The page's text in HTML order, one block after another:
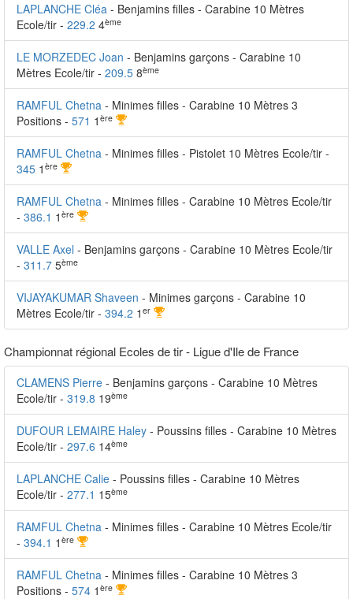
LAPLANCHE Cléa - Benjamins filles - Carabine 10 Mètres
Ecole/tir - 229.2 4ème
LE MORZEDEC Joan - Benjamins garçons - Carabine 10
Mètres Ecole/tir - 209.5 8ème
RAMFUL Chetna - Minimes filles - Carabine 10 Mètres 3
Positions - 571 1 ère
RAMFUL Chetna - Minimes filles - Pistolet 10 Mètres Ecole/tir -
345 1 ère
RAMFUL Chetna - Minimes filles - Carabine 10 Mètres Ecole/tir
- 386.1 1 ère
VALLE Axel - Benjamins garçons - Carabine 10 Mètres Ecole/tir
- 311.7 5ème
VIJAYAKUMAR Shaveen - Minimes garçons - Carabine 10
Mètres Ecole/tir - 394.2 1 er
Championnat régional Ecoles de tir - Ligue d'Ile de France
CLAMENS Pierre - Benjamins garçons - Carabine 10 Mètres
Ecole/tir - 319.8 19ème
DUFOUR LEMAIRE Haley - Poussins filles - Carabine 10 Mètres
Ecole/tir - 297.6 14ème
LAPLANCHE Calie - Poussins filles - Carabine 10 Mètres
Ecole/tir - 277.1 15ème
RAMFUL Chetna - Minimes filles - Carabine 10 Mètres Ecole/tir
- 394.1 1 ère
RAMFUL Chetna - Minimes filles - Carabine 10 Mètres 3
Positions - 574 1 ère